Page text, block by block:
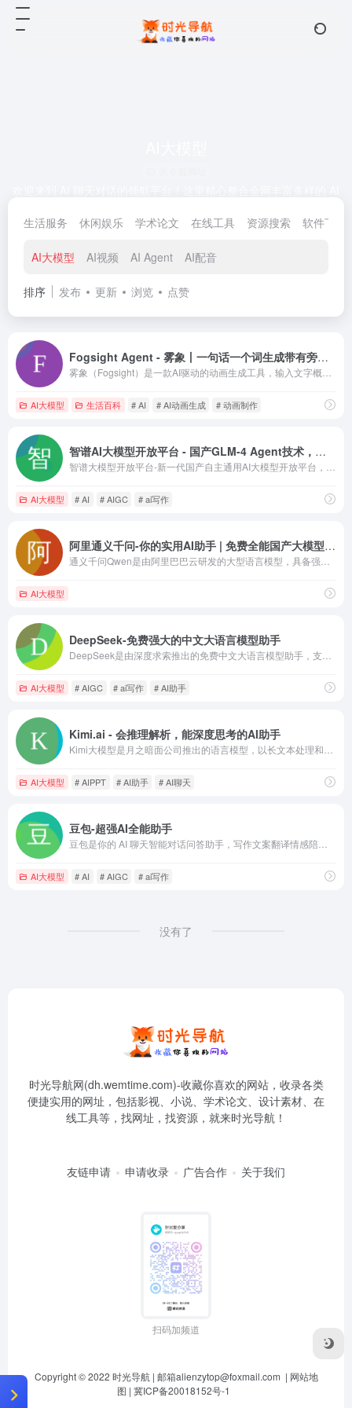
聊天，都能通过我们便捷的导航，一键连接各类智能聊天空间。简
的便捷与乐趣，轻松探索 AI 聊天的无限可能。
生活服务 休闲娱乐 学术论文 在线工具 资源搜索 软件下载
AI大模型 AI视频 AI Agent AI配音
排序 发布 更新 浏览 点赞
Fogsight Agent - 雾象丨一句话一个词生成带有旁白的科普动画视频
AI大模型 生活百科 # AI # AI动画生成 # 动画制作
智谱AI大模型开放平台 - 国产GLM-4 Agent技术，免费体验边想边干的AutoGLM沉思
AI大模型 # AI # AIGC # ai写作
阿里通义千问-你的实用AI助手 | 免费全能国产大模型 | 多模态交互·长文档解析·Qwen3大模型
AI大模型
DeepSeek-免费强大的中文大语言模型助手
AI大模型 # AIGC # ai写作 # AI助手
Kimi.ai - 会推理解析，能深度思考的AI助手
AI大模型 # AIPPT # AI助手 # AI聊天
豆包-超强AI全能助手
AI大模型 # AI # AIGC # ai写作
没有了
时光导航网(dh.wemtime.com)-收藏你喜欢的网站，收录各类
便捷实用的网址，包括影视、小说、学术论文、设计素材、在
线工具等，找网址，找资源，就来时光导航！
友链申请 申请收录 广告合作 关于我们
扫码加频道
Copyright © 2022 时光导航| 邮箱alienzytop@foxmail.com | 网站地
图 | 冀ICP备20018152号-1